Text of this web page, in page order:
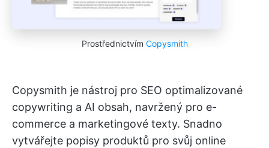
Prostřednictvím Copysmith
Copysmith je nástroj pro SEO optimalizované
copywriting a AI obsah, navržený pro e-
commerce a marketingové texty. Snadno
vytvářejte popisy produktů pro svůj online